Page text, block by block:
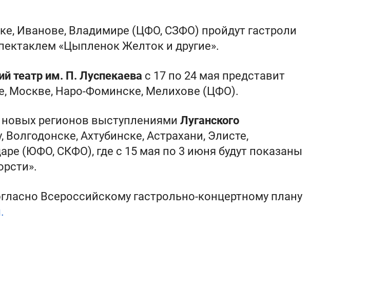
Иванове, Владимире (ЦФО, СЗФО) пройдут гастроли
«Цыпленок Желток и другие».
театр им. П. Луспекаева с 17 по 24 мая представит
Москве, Наро-Фоминске, Мелихове (ЦФО).
регионов выступлениями Луганского
Волгодонске, Ахтубинске, Астрахани, Элисте,
(ЮФО, СКФО), где с 15 мая по 3 июня будут показаны
Всероссийскому гастрольно-концертному плану